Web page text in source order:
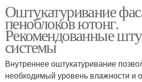
Оштукатуривание
пеноблоков ютонг.
Рекомендованные
системы
Внутреннее оштукатуривание
необходимый уровень влажности и